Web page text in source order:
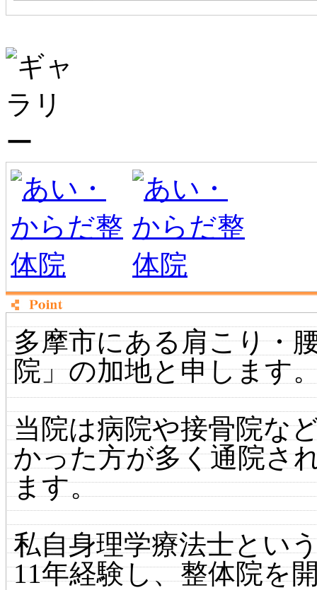
多摩市にある肩こり・
院」の加地と申します
当院は病院や接骨院な
かった方が多く通院さ
ます。
私自身理学療法士とい
11年経験し、整体院を